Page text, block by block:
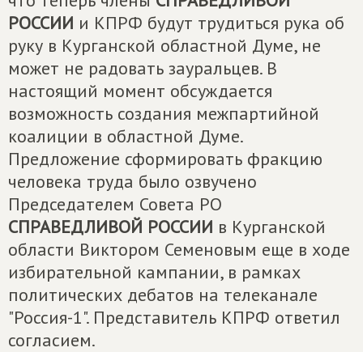
РОССИИ и КПРФ будут трудиться рука об
руку в Курганской областной Думе, не
может не радовать зауральцев. В
настоящий момент обсуждается
возможность создания межпартийной
коалиции в областной Думе.
Предложение сформировать фракцию
человека труда было озвучено
Председателем Совета РО
СПРАВЕДЛИВОЙ РОССИИ в Курганской
области Виктором Семеновым еще в ходе
избирательной кампании, в рамках
политических дебатов на телеканале
"Россия-1". Представитель КПРФ ответил
согласием.